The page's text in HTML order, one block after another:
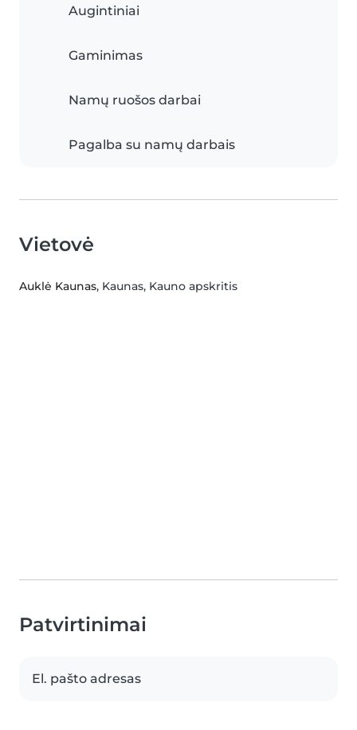
Augintiniai
Gaminimas
Namų ruošos darbai
Pagalba su namų darbais
Vietovė
Auklė Kaunas, Kaunas, Kauno apskritis
Patvirtinimai
El. pašto adresas